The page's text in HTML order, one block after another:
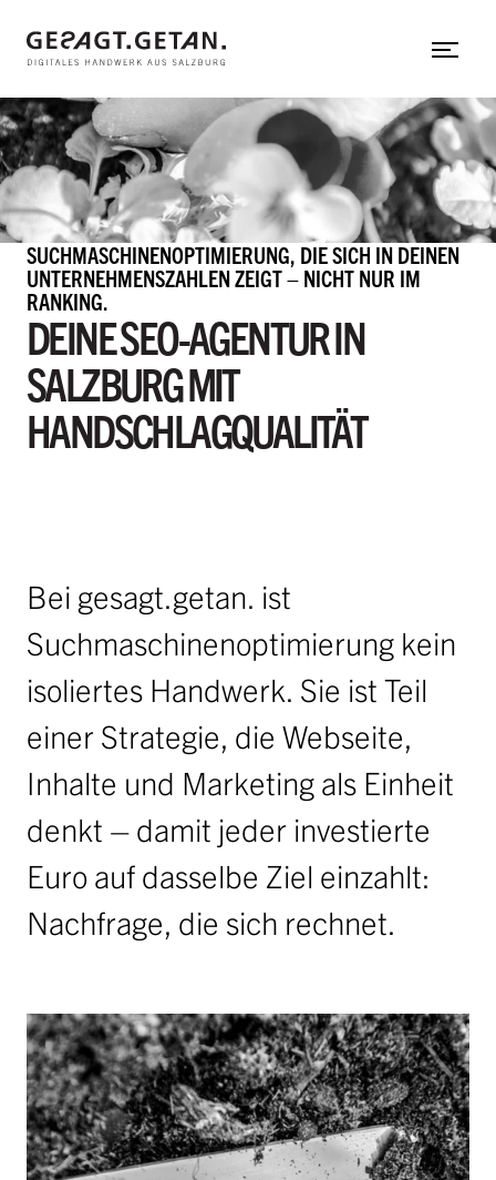
Zum Hauptinhalt
Neos CMS
Shopify
untermenü einblenden
gesagt.getan.
In aller Kürze
Mit uns arbeiten
Team
Referenzen
Hinter den Kulissen
Initiative Österreich 2040
Partner
anfrage
DEINE SEO-AGENTUR IN
SALZBURG MIT
HANDSCHLAGQUALITÄT
SUCHMASCHINENOPTIMIERUNG, DIE SICH IN DEINEN
UNTERNEHMENSZAHLEN ZEIGT – NICHT NUR IM
RANKING.
Bei gesagt.getan. ist
Suchmaschinenoptimierung kein
isoliertes Handwerk. Sie ist Teil
einer Strategie, die Webseite,
Inhalte und Marketing als Einheit
denkt – damit jeder investierte
Euro auf dasselbe Ziel einzahlt:
Nachfrage, die sich rechnet.